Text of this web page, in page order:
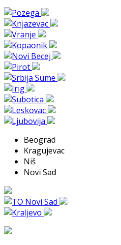
Beograd
Kragujevac
Niš
Novi Sad